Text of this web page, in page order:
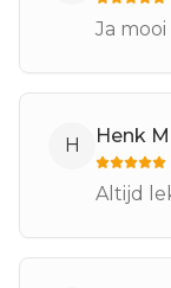
Ja
H Henk
Altijd